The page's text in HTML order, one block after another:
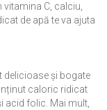
C, calciu,
de apă te va ajuta
delicioase și bogate
caloric ridicat
acid folic. Mai mult,